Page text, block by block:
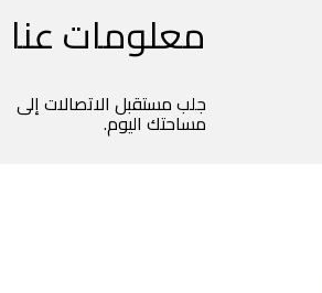
معلومات عنا
جلب مستقبل الاتصالات إلى
مساحتك اليوم.